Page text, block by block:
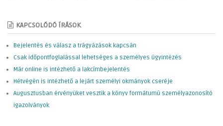
KAPCSOLÓDÓ ÍRÁSOK
Bejelentés és válasz a trágyázások kapcsán
Csak időpontfoglalással lehetséges a személyes ügyintézés
Már online is intézhető a lakcímbejelentés
Hétvégén is intézhető a lejárt személyi okmányok cseréje
Augusztusban érvényüket vesztik a könyv formátumú személyazonosító
igazolványok